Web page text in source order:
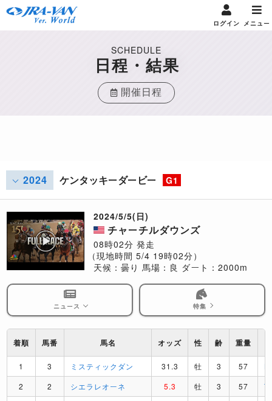
ログイン メニュー
SCHEDULE
日程・結果
開催日程
2024 ケンタッキーダービー G1
2024/5/5(日)
チャーチルダウンズ
08時02分 発走
（現地時間 5/4 19時02分）
天候：曇り 馬場：良 ダート：2000m
ニュース 特集
着順 馬番 馬名 オッズ 性 齢 重量
1 3 ミスティックダン 31.3 牡 3 57
2
2 シエラレオーネ 5.3 牡 3 57
T